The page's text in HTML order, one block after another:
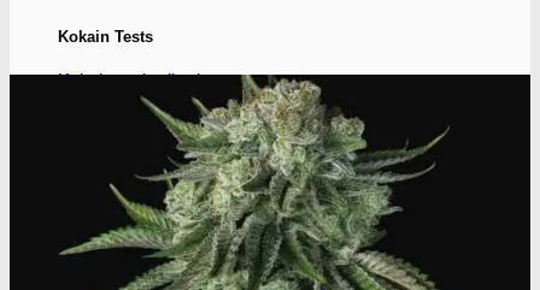
Kokain Tests
Kokain renhedhedstest
Crack renhedhedstest
Kokain blandingsmiddel test
MDMA renhedstest